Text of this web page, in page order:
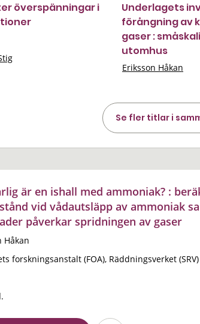
överspänningar i
Underlagets
förångning av
gaser :
utomhus
Eriksson Håkan
Se fler titlar i
är en ishall med ammoniak? :
vid vådautsläpp av ammoniak
påverkar spridningen av gaser
Håkan
forskningsanstalt (FOA), Räddningsverket (SRV)